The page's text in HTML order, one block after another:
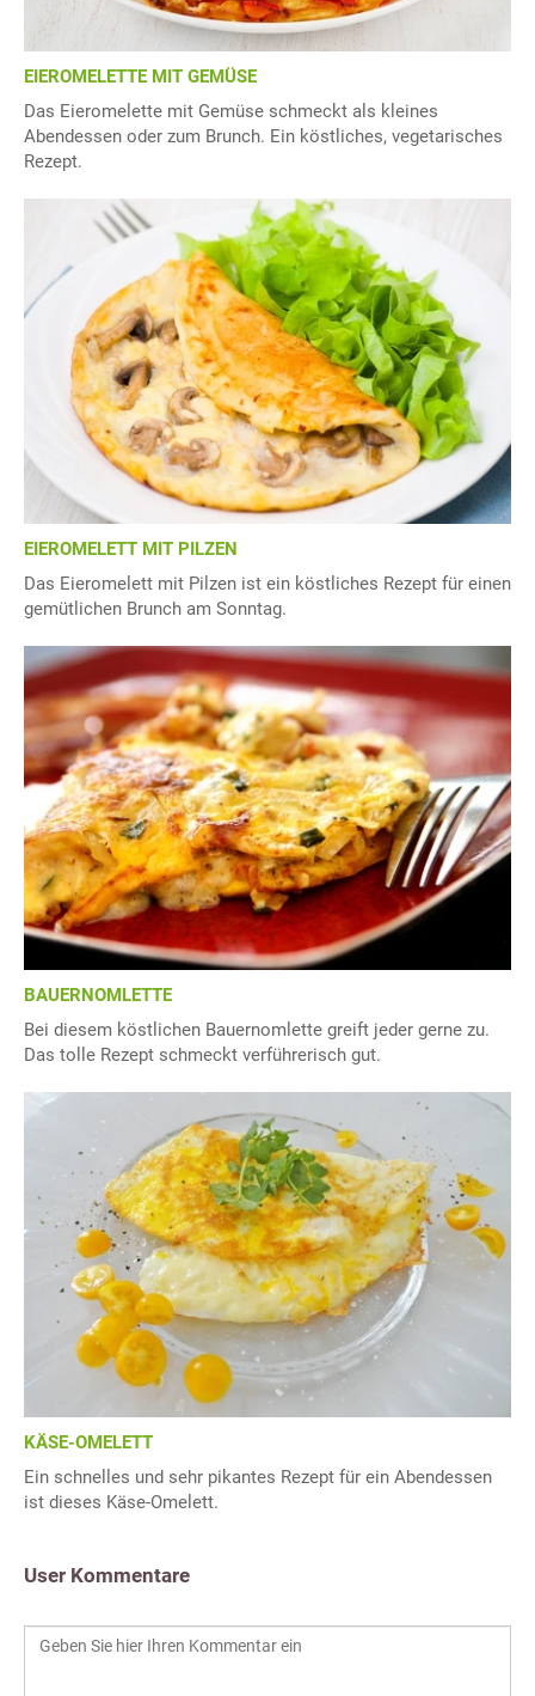
EIEROMELETTE MIT GEMÜSE
Das Eieromelette mit Gemüse schmeckt als kleines
Abendessen oder zum Brunch. Ein köstliches, vegetarisches
Rezept.
EIEROMELETT MIT PILZEN
Das Eieromelett mit Pilzen ist ein köstliches Rezept für einen
gemütlichen Brunch am Sonntag.
BAUERNOMLETTE
Bei diesem köstlichen Bauernomlette greift jeder gerne zu.
Das tolle Rezept schmeckt verführerisch gut.
KÄSE-OMELETT
Ein schnelles und sehr pikantes Rezept für ein Abendessen
ist dieses Käse-Omelett.
User Kommentare